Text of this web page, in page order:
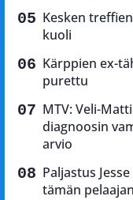
Kesken
kuoli
Kärppien ex-
purettu
MTV: Veli-
diagnoosin
arvio
Paljastus
tämän